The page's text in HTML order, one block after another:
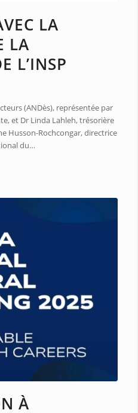
LA
LA
L’INSP
(ANDès), représentée par
et Dr Linda Lahleh, trésorière
Husson-Rochcongar, directrice
du…
À